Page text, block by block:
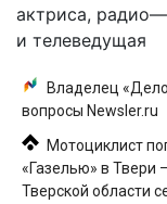
актриса, радио—
и телеведущая
Владелец
вопросы Newsler.ru
Мотоциклист
«Газелью» в Твери
Тверской области